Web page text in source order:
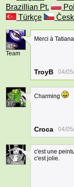
Brazillian Pt.
Türkçe
41
Team
Merci à
TroyB 04/
17
Charming
Croca 04/
6
c'est une
c'est jolie.